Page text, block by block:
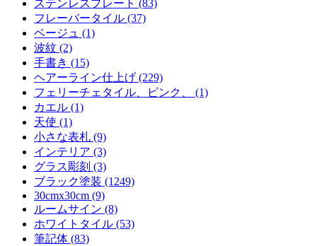
ステンレスプレート (83)
フレーバータイル (37)
ベージュ (1)
波紋 (2)
手書き (15)
ヘアーライン仕上げ (229)
フェリーチェタイル、ピンク、 (1)
カエル (1)
天使 (1)
小さな表札 (9)
インテリア (3)
グラス彫刻 (3)
ブラック塗装 (1249)
30cmx30cm (9)
ルームサイン (8)
ホワイトタイル (53)
筆記体 (83)